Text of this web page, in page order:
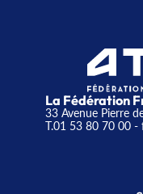
La Fédération
33 Avenue Pierre
T.01 53 80 70 00-